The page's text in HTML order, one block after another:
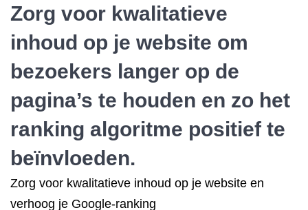
Zorg voor kwalitatieve
inhoud op je website om
bezoekers langer op de
pagina’s te houden en zo het
ranking algoritme positief te
beïnvloeden.
Zorg voor kwalitatieve inhoud op je website en
verhoog je Google-ranking